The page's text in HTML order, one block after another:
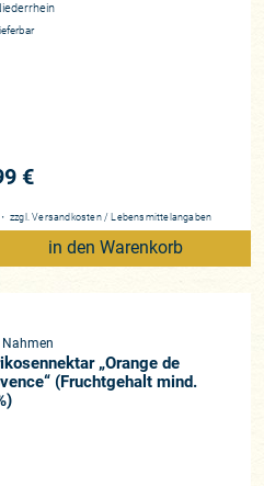
€
・ zzgl.Versandkosten / Lebensmittelangaben
in den Warenkorb
„Orange de
(Fruchtgehalt mind.